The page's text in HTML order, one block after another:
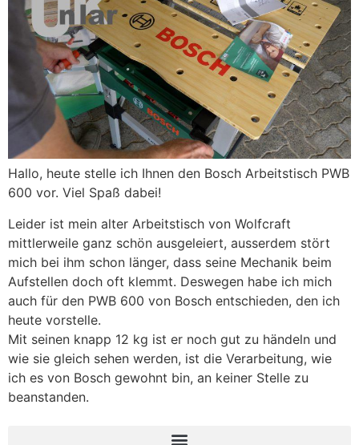
Hallo, heute stelle ich Ihnen den Bosch Arbeitstisch PWB
600 vor. Viel Spaß dabei!
Leider ist mein alter Arbeitstisch von Wolfcraft
mittlerweile ganz schön ausgeleiert, ausserdem stört
mich bei ihm schon länger, dass seine Mechanik beim
Aufstellen doch oft klemmt. Deswegen habe ich mich
auch für den PWB 600 von Bosch entschieden, den ich
heute vorstelle.
Mit seinen knapp 12 kg ist er noch gut zu händeln und
wie sie gleich sehen werden, ist die Verarbeitung, wie
ich es von Bosch gewohnt bin, an keiner Stelle zu
beanstanden.